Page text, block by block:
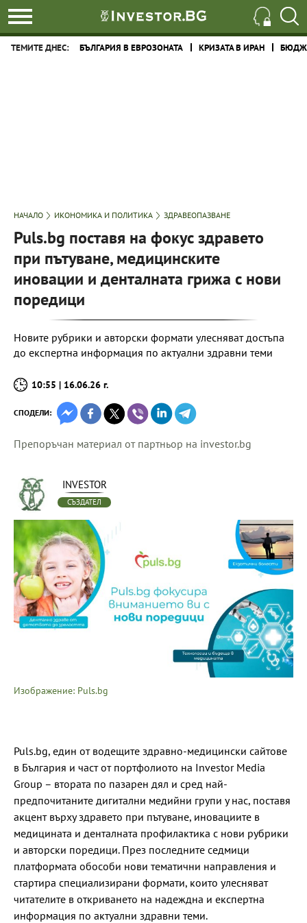
ТЕМИТЕ ДНЕС: БЪЛГАРИЯ В ЕВРОЗОНАТА КРИЗАТА В ИРАН
НАЧАЛО ИКОНОМИКА И ПОЛИТИКА ЗДРАВЕОПАЗВАНЕ
Puls.bg поставя на фокус здравето
при пътуване, медицинските
иновации и денталната грижа с нови
поредици
Новите рубрики и авторски формати улесняват достъпа
до експертна информация по актуални здравни теми
10:55 | 16.06.26 г.
СПОДЕЛИ:
Препоръчан материал от партньор на investor.bg
INVESTOR
СЪЗДАТЕЛ
Изображение: Puls.bg
Puls.bg, един от водещите здравно-медицински сайтове
в България и част от портфолиото на Investor Media
Group – втората по пазарен дял и сред най-
предпочитаните дигитални медийни групи у нас, поставя
акцент върху здравето при пътуване, иновациите в
медицината и денталната профилактика с нови рубрики
и авторски поредици. През последните седмици
платформата обособи нови тематични направления и
стартира специализирани формати, които улесняват
читателите в откриването на надеждна и експертна
информация по актуални здравни теми.